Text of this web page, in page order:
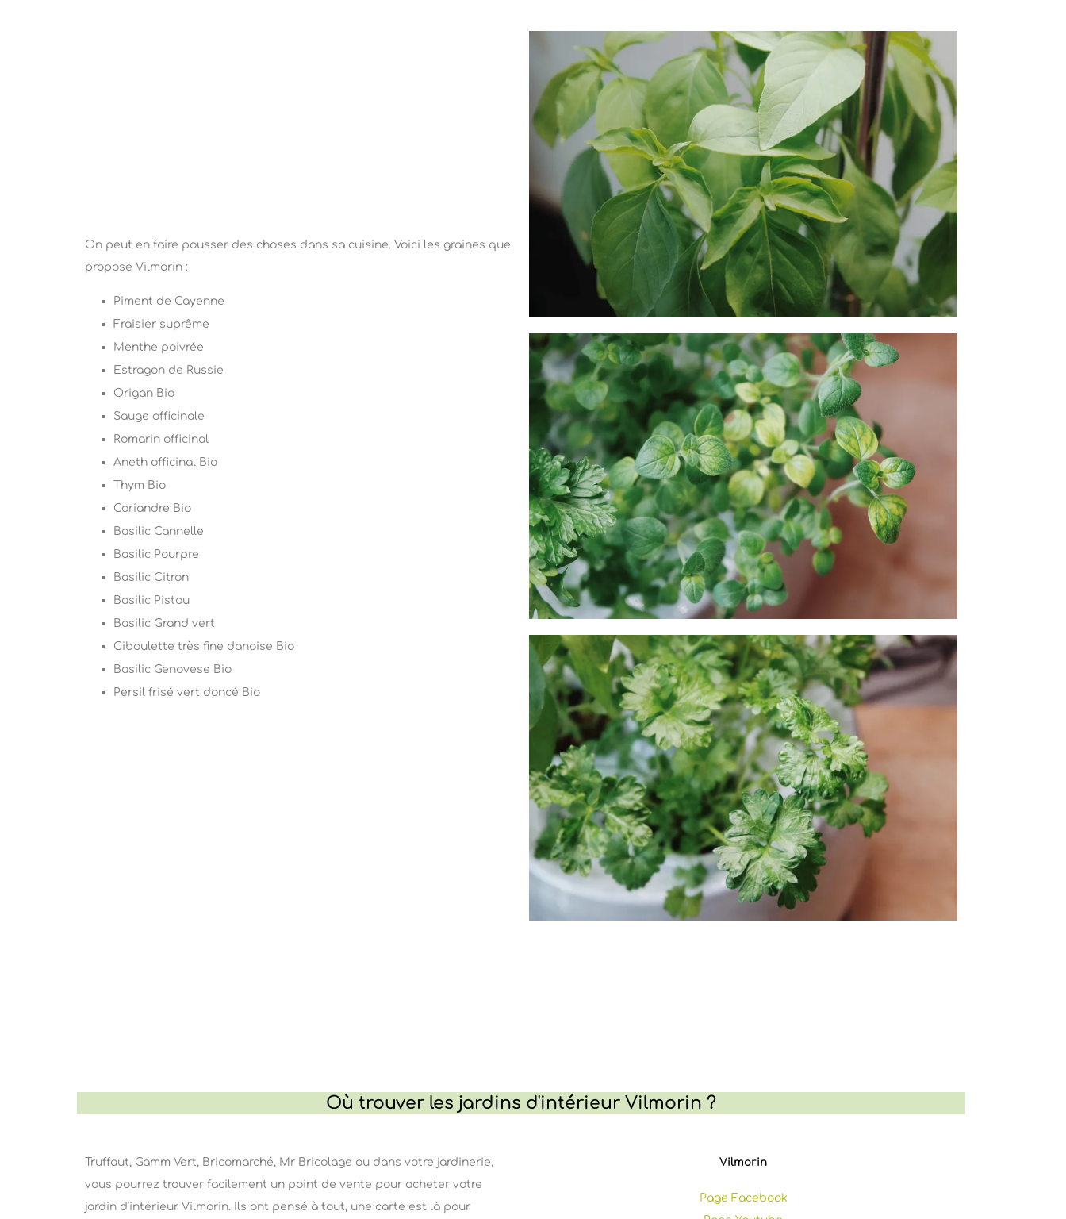
On peut en faire pousser des choses dans sa cuisine. Voici les graines que
propose Vilmorin :
Piment de Cayenne
Fraisier suprême
Menthe poivrée
Estragon de Russie
Origan Bio
Sauge officinale
Romarin officinal
Aneth officinal Bio
Thym Bio
Coriandre Bio
Basilic Cannelle
Basilic Pourpre
Basilic Citron
Basilic Pistou
Basilic Grand vert
Ciboulette très fine danoise Bio
Basilic Genovese Bio
Persil frisé vert doncé Bio
Où trouver les jardins d'intérieur Vilmorin ?
Truffaut, Gamm Vert, Bricomarché, Mr Bricolage ou dans votre jardinerie,
vous pourrez trouver facilement un point de vente pour acheter votre
jardin d’intérieur Vilmorin. Ils ont pensé à tout, une carte est là pour
Vilmorin
Page Facebook